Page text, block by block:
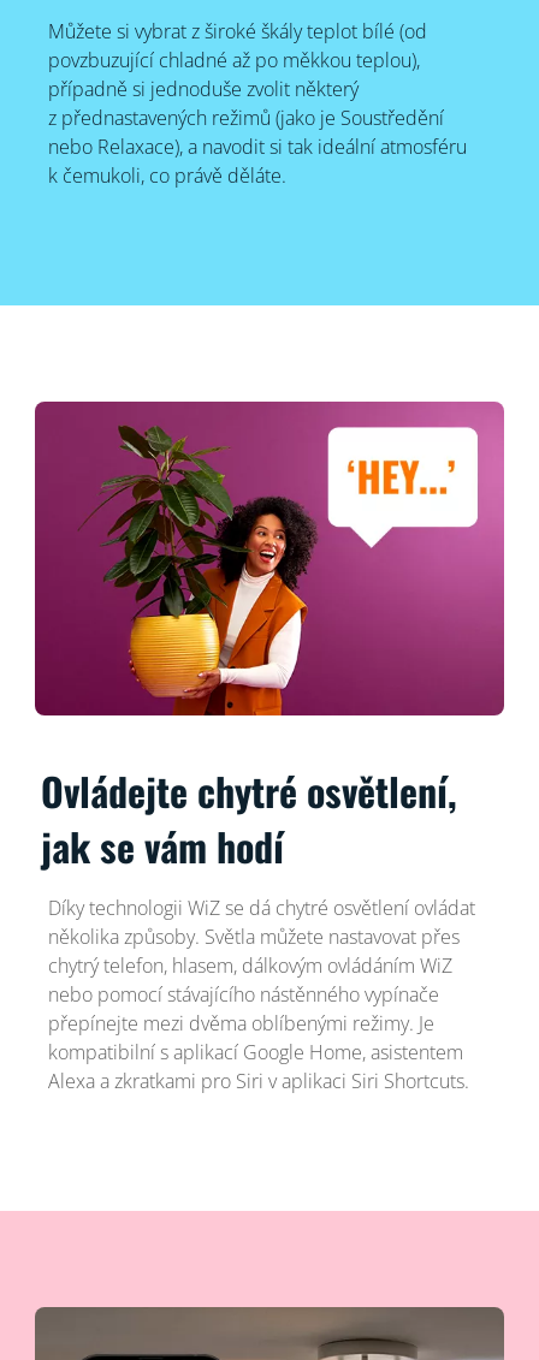
Můžete si vybrat z široké škály teplot bílé (od
povzbuzující chladné až po měkkou teplou),
případně si jednoduše zvolit některý
z přednastavených režimů (jako je Soustředění
nebo Relaxace), a navodit si tak ideální atmosféru
k čemukoli, co právě děláte.
Ovládejte chytré osvětlení,
jak se vám hodí
Díky technologii WiZ se dá chytré osvětlení ovládat
několika způsoby. Světla můžete nastavovat přes
chytrý telefon, hlasem, dálkovým ovládáním WiZ
nebo pomocí stávajícího nástěnného vypínače
přepínejte mezi dvěma oblíbenými režimy. Je
kompatibilní s aplikací Google Home, asistentem
Alexa a zkratkami pro Siri v aplikaci Siri Shortcuts.